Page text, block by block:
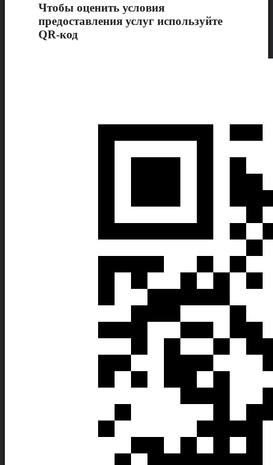
Чтобы оценить условия
предоставления услуг используйте
QR-код